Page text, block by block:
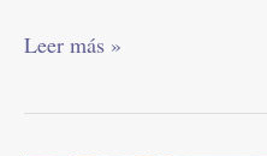
Leer más »